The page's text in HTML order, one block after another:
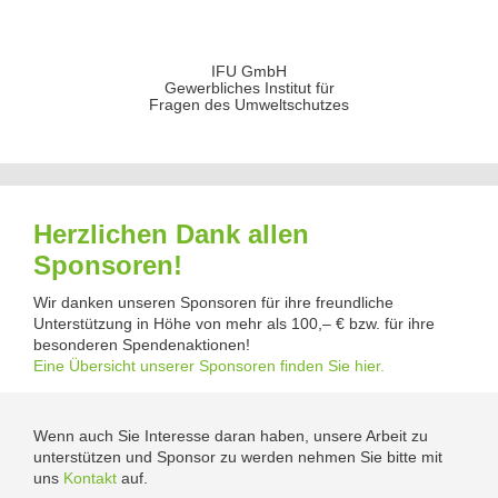
IFU GmbH
Gewerbliches Institut für
Fragen des Umweltschutzes
Herzlichen Dank allen
Sponsoren!
Wir danken unseren Sponsoren für ihre freundliche
Unterstützung in Höhe von mehr als 100,– € bzw. für ihre
besonderen Spendenaktionen!
Eine Übersicht unserer Sponsoren finden Sie hier.
Wenn auch Sie Interesse daran haben, unsere Arbeit zu
unterstützen und Sponsor zu werden nehmen Sie bitte mit
uns Kontakt auf.